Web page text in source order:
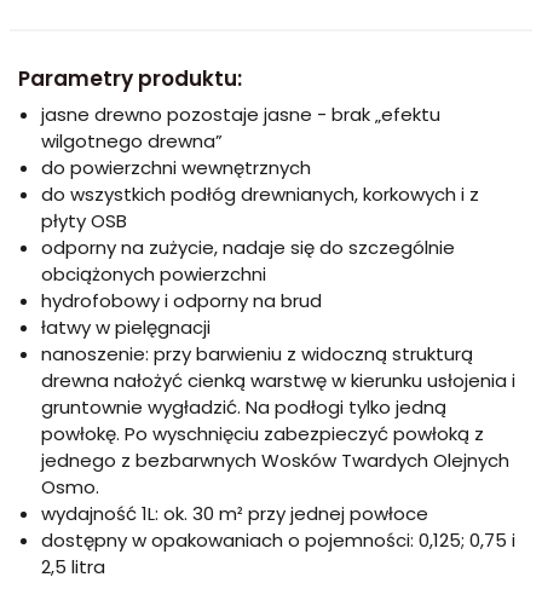
Parametry produktu:
jasne drewno pozostaje jasne - brak „efektu
wilgotnego drewna”
do powierzchni wewnętrznych
do wszystkich podłóg drewnianych, korkowych i z
płyty OSB
odporny na zużycie, nadaje się do szczególnie
obciążonych powierzchni
hydrofobowy i odporny na brud
łatwy w pielęgnacji
nanoszenie: przy barwieniu z widoczną strukturą
drewna nałożyć cienką warstwę w kierunku usłojenia i
gruntownie wygładzić. Na podłogi tylko jedną
powłokę. Po wyschnięciu zabezpieczyć powłoką z
jednego z bezbarwnych Wosków Twardych Olejnych
Osmo.
wydajność 1L: ok. 30 m² przy jednej powłoce
dostępny w opakowaniach o pojemności: 0,125; 0,75 i
2,5 litra